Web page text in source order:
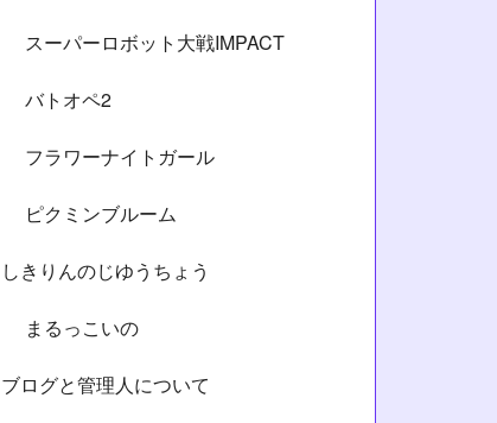
スーパーロボット大戦IMPACT
バトオペ2
フラワーナイトガール
ピクミンブルーム
しきりんのじゆうちょう
まるっこいの
ブログと管理人について